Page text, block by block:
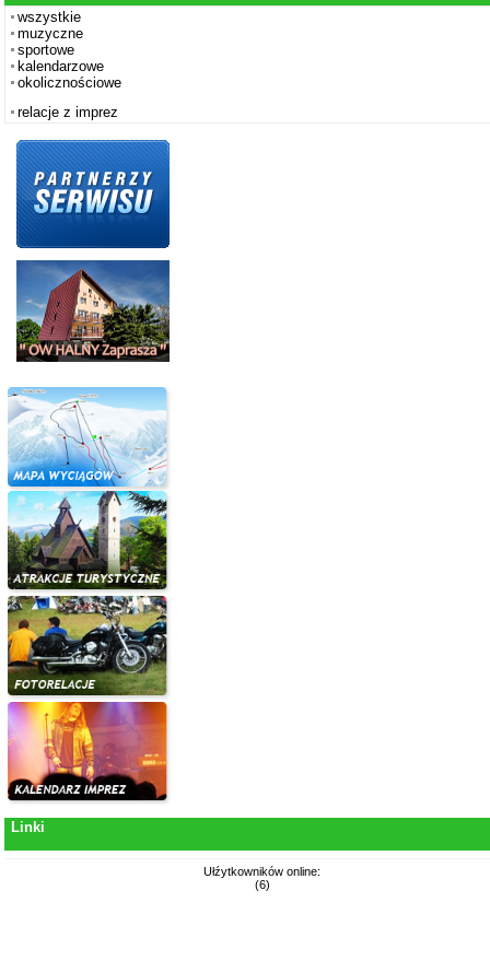
wszystkie
muzyczne
sportowe
kalendarzowe
okolicznościowe
relacje z imprez
Linki
Ułźytkowników online:
(6)